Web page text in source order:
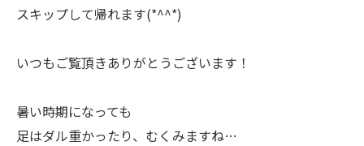
スキップして帰れます(*^^*)
いつもご覧頂きありがとうございます！
暑い時期になっても
足はダル重かったり、むくみますね…